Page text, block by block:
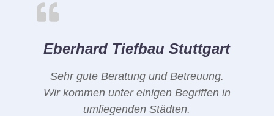
Eberhard Tiefbau Stuttgart
Sehr gute Beratung und Betreuung.
Wir kommen unter einigen Begriffen in
umliegenden Städten.